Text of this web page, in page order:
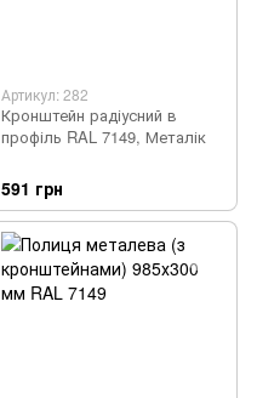
Артикул: 282
Кронштейн радіусний в
профіль RAL 7149, Металік
591 грн